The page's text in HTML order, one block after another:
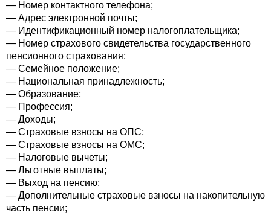
— Номер контактного телефона;
— Адрес электронной почты;
— Идентификационный номер налогоплательщика;
— Номер страхового свидетельства государственного
пенсионного страхования;
— Семейное положение;
— Национальная принадлежность;
— Образование;
— Профессия;
— Доходы;
— Страховые взносы на ОПС;
— Страховые взносы на ОМС;
— Налоговые вычеты;
— Льготные выплаты;
— Выход на пенсию;
— Дополнительные страховые взносы на накопительную
часть пенсии;